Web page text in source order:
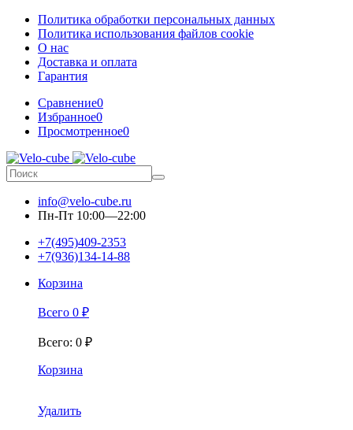
Политика обработки персональных данных
Политика использования файлов cookie
О нас
Доставка и оплата
Гарантия
Сравнение0
Избранное0
Просмотренное0
info@velo-cube.ru
Пн-Пт 10:00—22:00
+7(495)409-2353
+7(936)134-14-88
Корзина
Всего 0 ₽
Всего: 0 ₽
Корзина
Удалить